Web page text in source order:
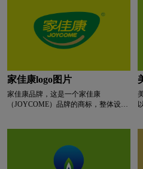
绿色logo设计 蓝色logo设计
摩托车logo设计 M字母汉字
M字母酒店logo设计 内衣
牛奶logo设计 奶茶logo设计
奶粉logo设计
料等产品完美融合，
境工程等学科，为消
室内生态家居解决方
家佳康logo图片
家佳康品牌，这是一个家佳康
（JOYCOME）品牌的商标，整体设计